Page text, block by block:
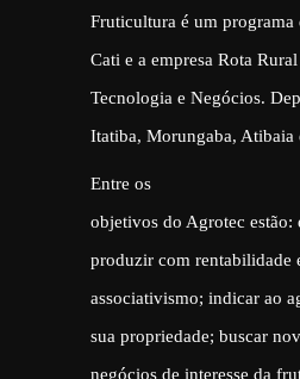
Fruticultura é um
Cati e a empresa Rota
Tecnologia e Negócios.
Itatiba, Morungaba, Atibaia
Entre os
objetivos do Agrotec estão:
produzir com rentabilidade
associativismo; indicar ao
sua propriedade; buscar
negócios de interesse da